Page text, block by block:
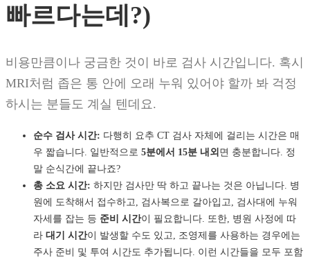
빠르다는데?)
비용만큼이나 궁금한 것이 바로 검사 시간입니다. 혹시
MRI처럼 좁은 통 안에 오래 누워 있어야 할까 봐 걱정
하시는 분들도 계실 텐데요.
순수 검사 시간: 다행히 요추 CT 검사 자체에 걸리는 시간은 매
우 짧습니다. 일반적으로 5분에서 15분 내외 면 충분합니다. 정
말 순식간에 끝나죠?
총 소요 시간: 하지만 검사만 딱 하고 끝나는 것은 아닙니다. 병
원에 도착해서 접수하고, 검사복으로 갈아입고, 검사대에 누워
자세를 잡는 등 준비 시간이 필요합니다. 또한, 병원 사정에 따
라 대기 시간이 발생할 수도 있고, 조영제를 사용하는 경우에는
주사 준비 및 투여 시간도 추가됩니다. 이런 시간들을 모두 포함